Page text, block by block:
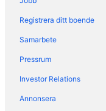
Hotell i Porto Pollo
Registrera ditt boende
Samarbete
Pressrum
Investor Relations
Annonsera